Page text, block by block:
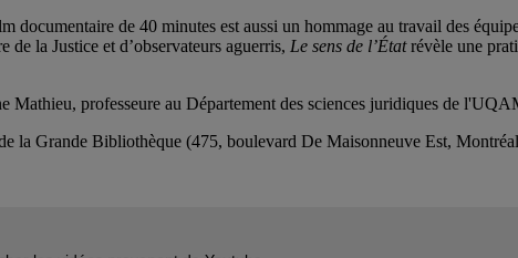
de 40 minutes est aussi un hommage au travail des
de la Justice et d’observateurs aguerris, Le sens de l’Étatrévèle une
Mathieu, professeure au Département des sciences juridiques de
la Grande Bibliothèque (475, boulevard De Maisonneuve Est,